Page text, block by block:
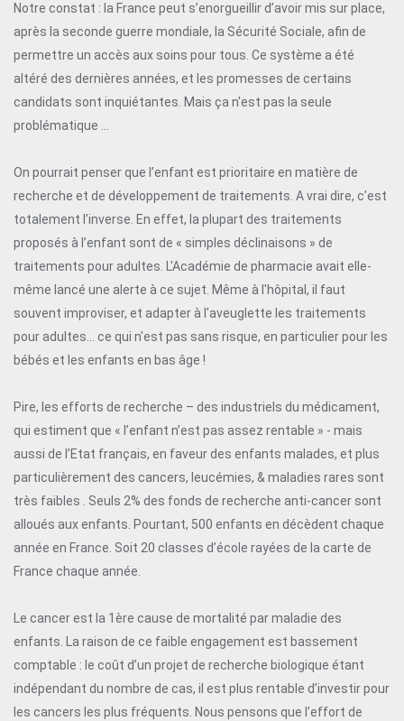
Notre constat : la France peut s’enorgueillir d’avoir mis sur place,
après la seconde guerre mondiale, la Sécurité Sociale, afin de
permettre un accès aux soins pour tous. Ce système a été
altéré des dernières années, et les promesses de certains
candidats sont inquiétantes. Mais ça n'est pas la seule
problématique ...
On pourrait penser que l’enfant est prioritaire en matière de
recherche et de développement de traitements. A vrai dire, c’est
totalement l’inverse. En effet, la plupart des traitements
proposés à l’enfant sont de « simples déclinaisons » de
traitements pour adultes. L'Académie de pharmacie avait elle-
même lancé une alerte à ce sujet. Même à l'hôpital, il faut
souvent improviser, et adapter à l'aveuglette les traitements
pour adultes… ce qui n'est pas sans risque, en particulier pour les
bébés et les enfants en bas âge !
Pire, les efforts de recherche – des industriels du médicament,
qui estiment que « l’enfant n’est pas assez rentable » - mais
aussi de l’Etat français, en faveur des enfants malades, et plus
particulièrement des cancers, leucémies, & maladies rares sont
très faibles . Seuls 2% des fonds de recherche anti-cancer sont
alloués aux enfants. Pourtant, 500 enfants en décèdent chaque
année en France. Soit 20 classes d’école rayées de la carte de
France chaque année.
Le cancer est la 1ère cause de mortalité par maladie des
enfants. La raison de ce faible engagement est bassement
comptable : le coût d’un projet de recherche biologique étant
indépendant du nombre de cas, il est plus rentable d’investir pour
les cancers les plus fréquents. Nous pensons que l’effort de